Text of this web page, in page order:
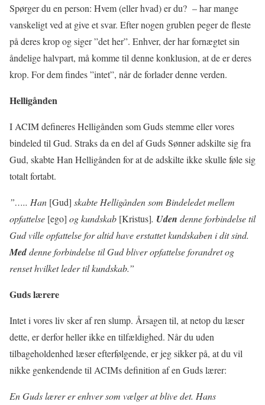
Spørger du en person: Hvem (eller hvad) er du? – har mange
vanskeligt ved at give et svar. Efter nogen grublen peger de fleste
på deres krop og siger ”det her”. Enhver, der har fornægtet sin
åndelige halvpart, må komme til denne konklusion, at de er deres
krop. For dem findes ”intet”, når de forlader denne verden.
Helligånden
I ACIM defineres Helligånden som Guds stemme eller vores
bindeled til Gud. Straks da en del af Guds Sønner adskilte sig fra
Gud, skabte Han Helligånden for at de adskilte ikke skulle føle sig
totalt fortabt.
”….. Han [Gud] skabte Helligånden som Bindeledet mellem
opfattelse [ego] og kundskab [Kristus]. Uden denne forbindelse til
Gud ville opfattelse for altid have erstattet kundskaben i dit sind.
Meddenne forbindelse til Gud bliver opfattelse forandret og
renset hvilket leder til kundskab.”
Guds lærere
Intet i vores liv sker af ren slump. Årsagen til, at netop du læser
dette, er derfor heller ikke en tilfældighed. Når du uden
tilbageholdenhed læser efterfølgende, er jeg sikker på, at du vil
nikke genkendende til ACIMs definition af en Guds lærer:
En Guds lærer er enhver som vælger at blive det. Hans